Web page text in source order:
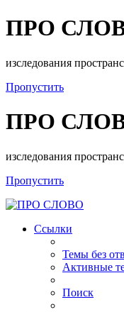
ПРО
изследования
Пропустить
ПРО
изследования
Пропустить
Ссылки
Темы без
Активные
Поиск